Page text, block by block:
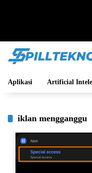
Aplikasi Artificial
iklan mengganggu